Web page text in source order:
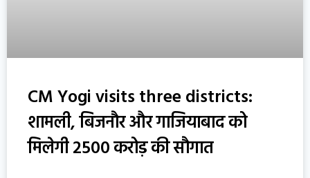
CM Yogi visits three districts:
शामली, बिजनौर और गाजियाबाद को
मिलेगी ₹2500 करोड़ की सौगात